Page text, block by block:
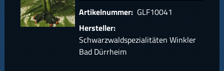
Artikelnummer: GLF10041
Hersteller:
Schwarzwaldspezialitäten Winkler
Bad Dürrheim